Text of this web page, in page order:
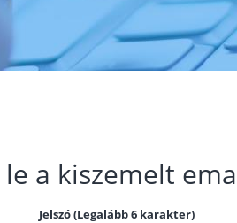
a kiszemelt
Jelszó (Legalább 6 karakter)